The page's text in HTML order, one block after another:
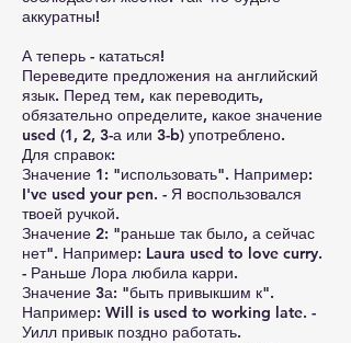
аккуратны!
А теперь - кататься!
Переведите предложения на английский
язык. Перед тем, как переводить,
обязательно определите, какое значение
used (1, 2, 3-а или 3-b) употреблено.
Для справок:
Значение 1: "использовать". Например:
I've used your pen. - Я воспользовался
твоей ручкой.
Значение 2: "раньше так было, а сейчас
нет". Например: Laura used to love curry.
- Раньше Лора любила карри.
Значение 3а: "быть привыкшим к".
Например: Will is used to working late. -
Уилл привык поздно работать.